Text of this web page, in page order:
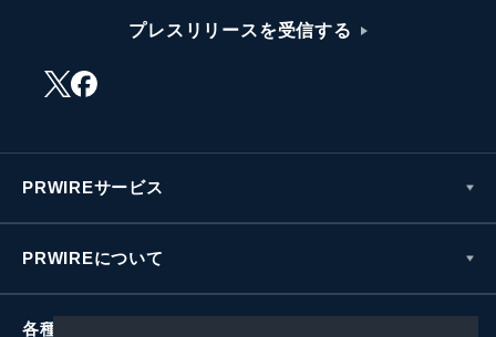
プレスリリースを受信する
PRWIREサービス
PRWIREについて
各種お問い合わせ